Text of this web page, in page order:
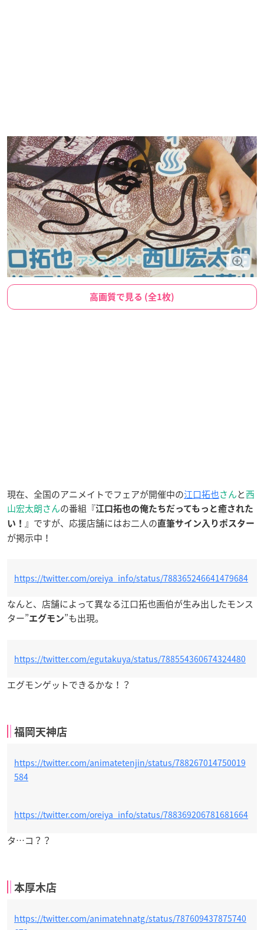
高画質で見る (全1枚)
現在、全国のアニメイトでフェアが開催中の江口拓也さんと西
山宏太朗さんの番組『江口拓也の俺たちだってもっと癒された
い！ 』ですが、応援店舗にはお二人の直筆サイン入りポスター
が掲示中！
https://twitter.com/oreiya_info/status/788365246641479684
なんと、店舗によって異なる江口拓也画伯が生み出したモンス
ター” エグモン”も出現。
https://twitter.com/egutakuya/status/788554360674324480
エグモンゲットできるかな！？
福岡天神店
https://twitter.com/animatetenjin/status/788267014750019
584
https://twitter.com/oreiya_info/status/788369206781681664
タ…コ？？
本厚木店
https://twitter.com/animatehnatg/status/787609437875740